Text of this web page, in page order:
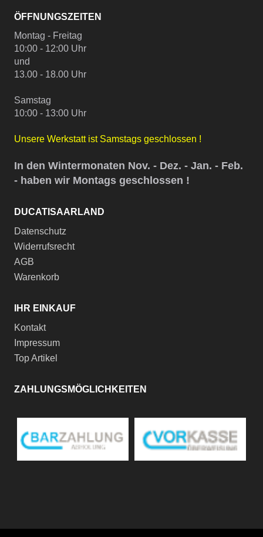
ÖFFNUNGSZEITEN
Montag - Freitag
10:00 - 12:00 Uhr
und
13.00 - 18.00 Uhr
Samstag
10:00 - 13:00 Uhr
Unsere Werkstatt ist Samstags geschlossen !
In den Wintermonaten Nov. - Dez. - Jan. - Feb.
- haben wir Montags geschlossen !
DUCATISAARLAND
Datenschutz
Widerrufsrecht
AGB
Warenkorb
IHR EINKAUF
Kontakt
Impressum
Top Artikel
ZAHLUNGSMÖGLICHKEITEN